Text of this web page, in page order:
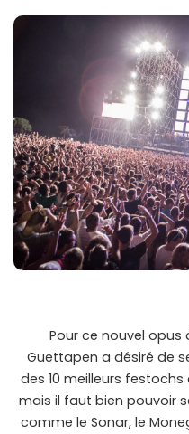
Pour ce nouvel opus
Guettapen a désiré de
des 10 meilleurs festochs
mais il faut bien pouvoir
comme le Sonar, le